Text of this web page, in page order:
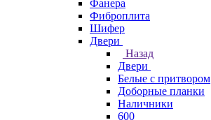
Фанера
Фиброплита
Шифер
Двери
Назад
Двери
Белые с притвором
Доборные планки
Наличники
600